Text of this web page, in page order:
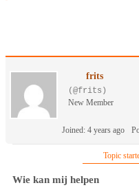
frits
(@frits)
New Member
Joined: 4 years ago
Topic
Wie kan mij helpen